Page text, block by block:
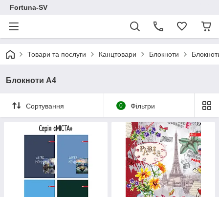
Fortuna-SV
Товари та послуги Канцтовари Блокноти
Блокноти А4
Сортування 0 Фільтри